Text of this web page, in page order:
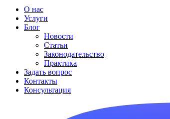
О нас
Услуги
Блог
Новости
Статьи
Законодательство
Практика
Задать вопрос
Контакты
Консультация